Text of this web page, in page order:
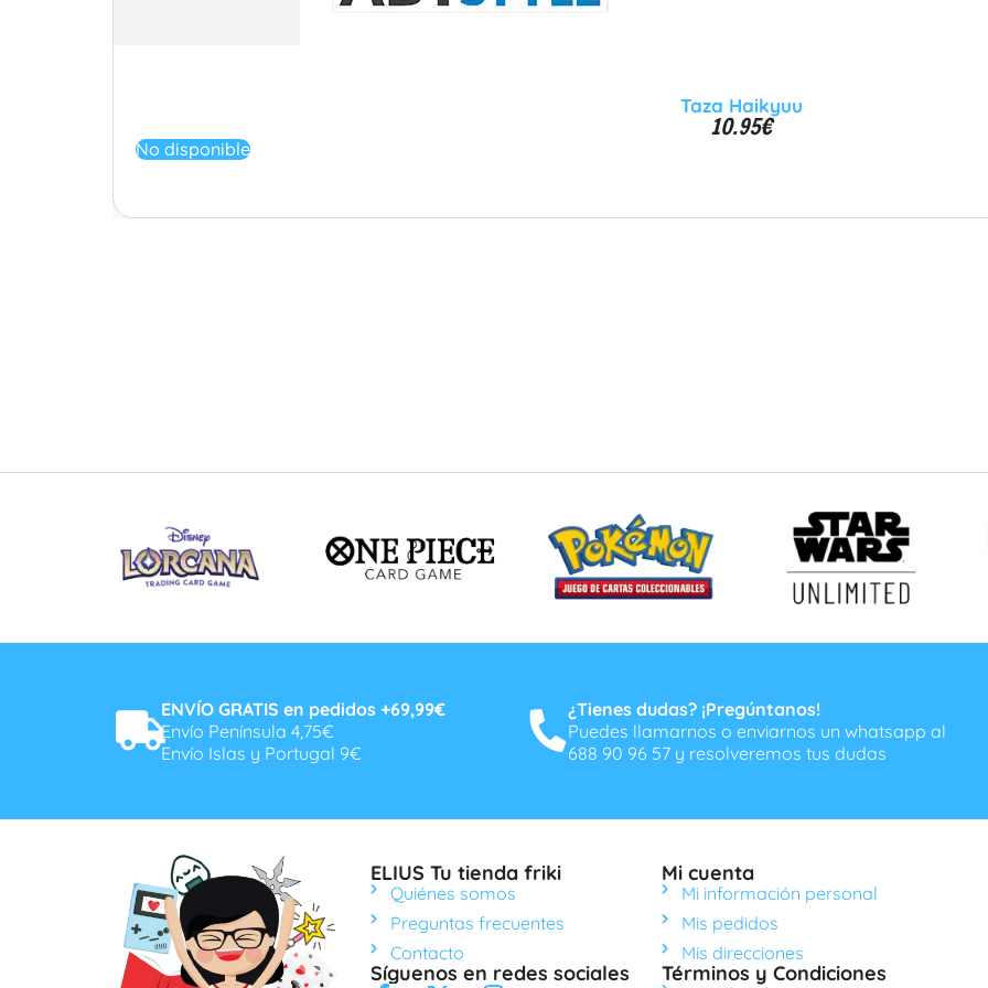
Taza Haikyuu
10.95€
No disponible
ENVÍO GRATIS en pedidos +69,99€
Envío Península 4,75€
Envío Islas y Portugal 9€
¿Tienes dudas? ¡Pregúntanos!
Puedes llamarnos o enviarnos un whatsapp al
688 90 96 57 y resolveremos tus dudas
ELIUS Tu tienda friki
Quiénes somos
Preguntas frecuentes
Contacto
Síguenos en redes sociales
Mi cuenta
Mi información personal
Mis pedidos
Mis direcciones
Términos y Condiciones